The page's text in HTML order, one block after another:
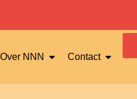
Over NNN Contact